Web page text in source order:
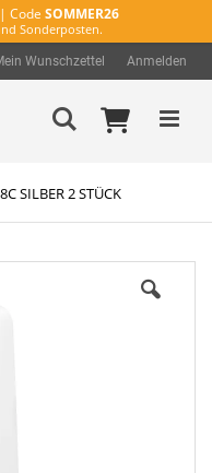
| Code SOMMER26
Sonderposten.
Mein
Wunschzettel Anmelden
Suche
SILBER 2 STÜCK